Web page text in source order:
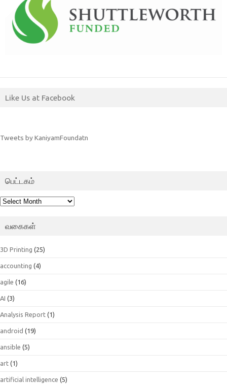
Like Us at Facebook
Tweets by KaniyamFoundatn
பெட்டகம்
பெட்டகம்
வகைகள்
3D Printing (25)
accounting (4)
agile (16)
AI (3)
Analysis Report (1)
android (19)
ansible (5)
art (1)
artificial intelligence (5)